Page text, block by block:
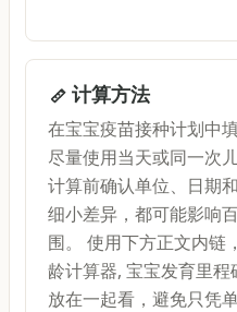
计算方法
在宝宝疫苗接种计划中
尽量使用当天或同一次
计算前确认单位、日期
细小差异，都可能影响
围。 使用下方正文内链
龄计算器, 宝宝发育里
放在一起看，避免只凭